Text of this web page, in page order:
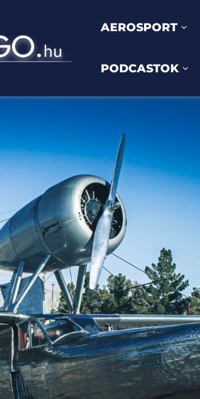
AEROSPORT
PODCASTOK